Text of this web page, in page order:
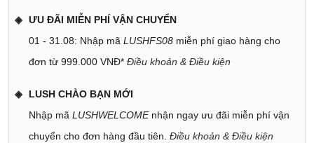
ƯU ĐÃI MIỄN PHÍ VẬN CHUYỂN
01 - 31.08: Nhập mã LUSHFS08 miễn phí giao hàng cho
đơn từ 999.000 VNĐ* Điều khoản & Điều kiện
LUSH CHÀO BẠN MỚI
Nhập mã LUSHWELCOMEnhận ngay ưu đãi miễn phí vận
chuyển cho đơn hàng đầu tiên. Điều khoản & Điều kiện